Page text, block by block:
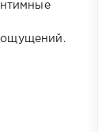
ощущений.